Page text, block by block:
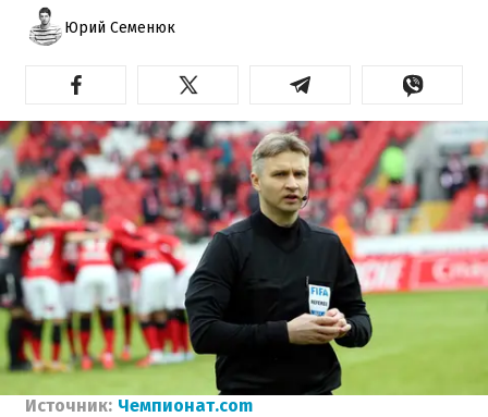
Юрий Семенюк
Источник: Чемпионат.com